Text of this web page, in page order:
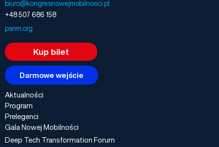
biuro@kongresnowejmobilnosci.pl
+48 507 686 158
psnm.org
Kup bilet
Darmowe wejście
Aktualności
Program
Prelegenci
Gala Nowej Mobilności
Deep Tech Transformation Forum